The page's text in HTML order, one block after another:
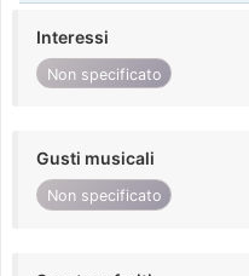
Interessi
Non specificato
Gusti musicali
Non specificato